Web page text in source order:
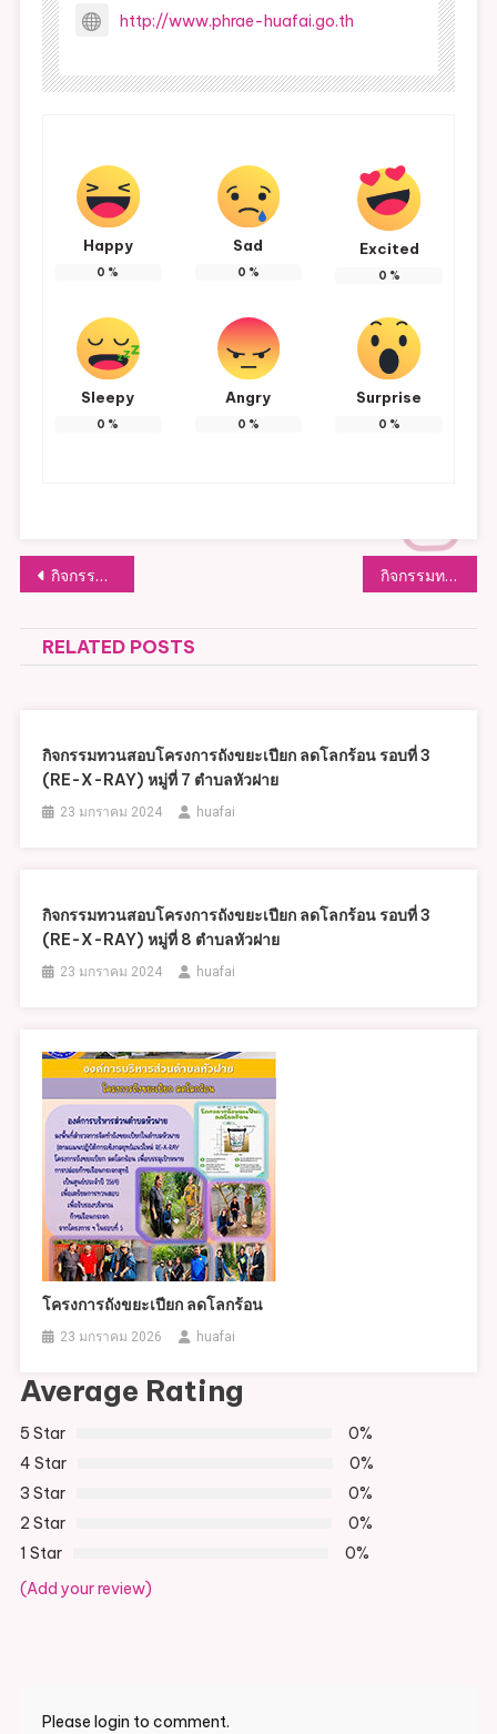
http://www.phrae-huafai.go.th
Happy
0 %
Sad
0 %
Excited
0 %
Sleepy
0 %
Angry
0 %
Surprise
0 %
แนะแนว
เรื่อง
กิจกรรมทวนสอบโครงการถังขยะเปียก ลดโลกร้อน รอบที่ 3 (RE-X-RAY) หมู่ที่ 10 ตำบลหัวฝาย กิจกรรมทวนสอบโครงการถังขยะเปียก ลดโลกร้อน รอบที่ 3 (RE-X-RAY) หมู่ที่ 12 ตำบลหัวฝาย
RELATED POSTS
กิจกรรมทวนสอบโครงการถังขยะเปียก ลดโลกร้อน รอบที่ 3
(RE-X-RAY) หมู่ที่ 7 ตำบลหัวฝาย
23 มกราคม 2024 huafai
กิจกรรมทวนสอบโครงการถังขยะเปียก ลดโลกร้อน รอบที่ 3
(RE-X-RAY) หมู่ที่ 8 ตำบลหัวฝาย
23 มกราคม 2024 huafai
โครงการถังขยะเปียก ลดโลกร้อน
23 มกราคม 2026 huafai
Average Rating
5 Star
0%
4 Star
0%
3 Star
0%
2 Star
0%
1 Star
0%
(Add your review)
Please login to comment.